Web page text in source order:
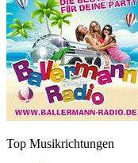
Top Musikrichtungen